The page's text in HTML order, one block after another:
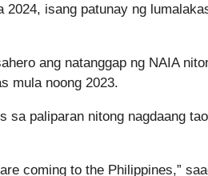
isang patunay ng
ang natanggap ng NAIA
mula noong 2023.
sa paliparan nitong nagdaang
coming to the Philippines,”